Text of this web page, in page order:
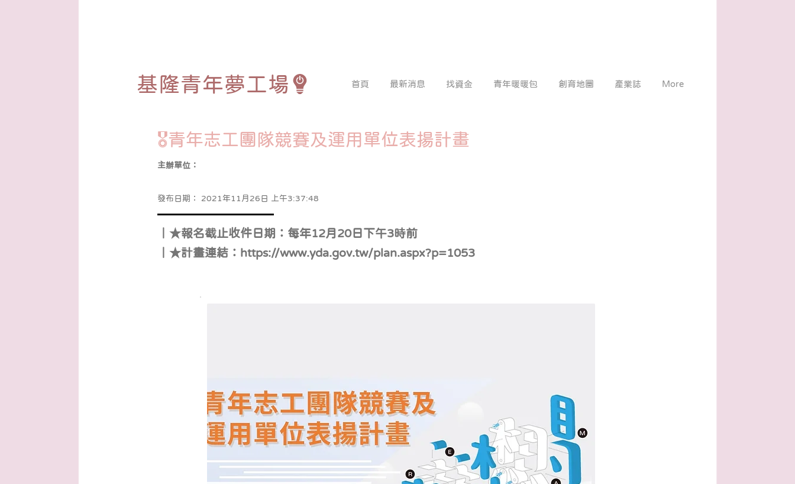
基隆青年夢工場 首頁 最新消息 找資金 青年暖暖包 創育地圖 產業誌 More
🎖青年志工團隊競賽及運用單位表揚計畫
主辦單位：
發布日期： 2021年11月26日 上午3:37:48
｜★報名截止收件日期：每年12月20日下午3時前
｜★計畫連結： https://www.yda.gov.tw/plan.aspx?p=1053